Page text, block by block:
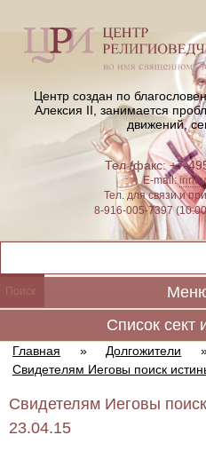
Центр создан по
Алексия II, занимается
движений,
Тел./факс: +7-
E-mail:
Тел. для связи и
8-916-005-7397
Cписок сект
Главная » Долгожители
Свидетелям Иеговы поиск
Свидетелям Иеговы
23.04.15